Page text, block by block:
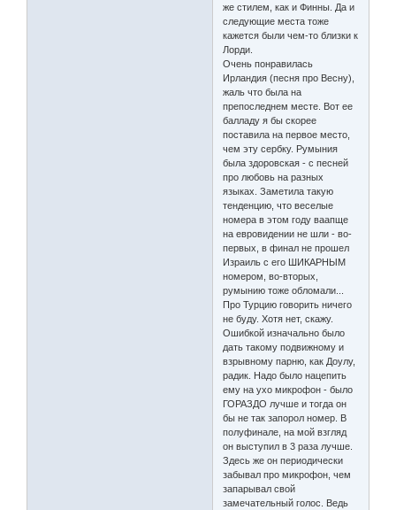
же стилем, как и Финны. Да и
следующие места тоже
кажется были чем-то близки к
Лорди.
Очень понравилась
Ирландия (песня про Весну),
жаль что была на
препоследнем месте. Вот ее
балладу я бы скорее
поставила на первое место,
чем эту сербку. Румыния
была здоровская - с песней
про любовь на разных
языках. Заметила такую
тенденцию, что веселые
номера в этом году ваапще
на евровидении не шли - во-
первых, в финал не прошел
Израиль с его ШИКАРНЫМ
номером, во-вторых,
румынию тоже обломали...
Про Турцию говорить ничего
не буду. Хотя нет, скажу.
Ошибкой изначально было
дать такому подвижному и
взрывному парню, как Доулу,
радик. Надо было нацепить
ему на ухо микрофон - было
ГОРАЗДО лучше и тогда он
бы не так запорол номер. В
полуфинале, на мой взгляд
он выступил в 3 раза лучше.
Здесь же он периодически
забывал про микрофон, чем
запарывал свой
замечательный голос. Ведь